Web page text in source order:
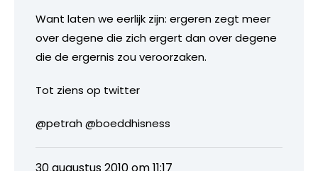
Want laten we eerlijk zijn: ergeren zegt meer
over degene die zich ergert dan over degene
die de ergernis zou veroorzaken.
Tot ziens op twitter
@petrah @boeddhisness
30 augustus 2010 om 11:17